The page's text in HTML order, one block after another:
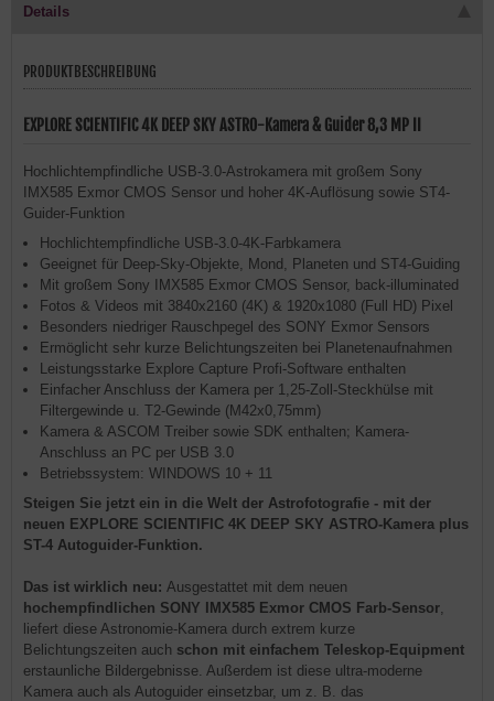
Details
PRODUKTBESCHREIBUNG
EXPLORE SCIENTIFIC 4K DEEP SKY ASTRO-Kamera & Guider 8,3 MP II
Hochlichtempfindliche USB-3.0-Astrokamera mit großem Sony
IMX585 Exmor CMOS Sensor und hoher 4K-Auflösung sowie ST4-
Guider-Funktion
Hochlichtempfindliche USB-3.0-4K-Farbkamera
Geeignet für Deep-Sky-Objekte, Mond, Planeten und ST4-Guiding
Mit großem Sony IMX585 Exmor CMOS Sensor, back-illuminated
Fotos & Videos mit 3840x2160 (4K) & 1920x1080 (Full HD) Pixel
Besonders niedriger Rauschpegel des SONY Exmor Sensors
Ermöglicht sehr kurze Belichtungszeiten bei Planetenaufnahmen
Leistungsstarke Explore Capture Profi-Software enthalten
Einfacher Anschluss der Kamera per 1,25-Zoll-Steckhülse mit
Filtergewinde u. T2-Gewinde (M42x0,75mm)
Kamera & ASCOM Treiber sowie SDK enthalten; Kamera-
Anschluss an PC per USB 3.0
Betriebssystem: WINDOWS 10 + 11
Steigen Sie jetzt ein in die Welt der Astrofotografie - mit der
neuen EXPLORE SCIENTIFIC 4K DEEP SKY ASTRO-Kamera plus
ST-4 Autoguider-Funktion.
Das ist wirklich neu: Ausgestattet mit dem neuen
hochempfindlichen SONY IMX585 Exmor CMOS Farb-Sensor,
liefert diese Astronomie-Kamera durch extrem kurze
Belichtungszeiten auch schon mit einfachem Teleskop-Equipment
erstaunliche Bildergebnisse. Außerdem ist diese ultra-moderne
Kamera auch als Autoguider einsetzbar, um z. B. das